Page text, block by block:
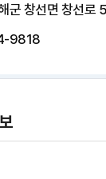
군 창선면 창선로
9818